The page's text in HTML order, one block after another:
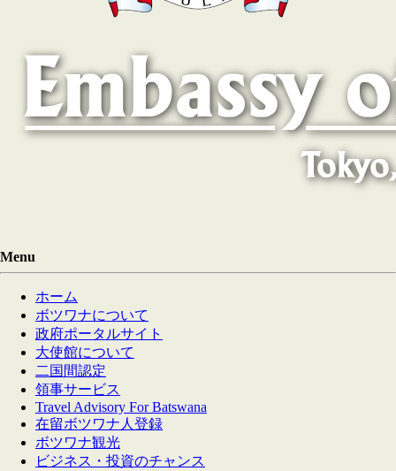
Menu
ホーム
ボツワナについて
政府ポータルサイト
大使館について
二国間認定
領事サービス
Travel Advisory For Batswana
在留ボツワナ人登録
ボツワナ観光
ビジネス・投資のチャンス